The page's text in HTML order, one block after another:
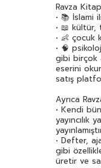
Andre
Anita
Anonim
Anton
Arthur
Asena
Asım
Ravza
• 📚 İslami
• 📖
• 👶 çocuk
• 🧠
gibi birçok
eserini
satış
Ayrıca
• Kendi
yayıncılık
• Defter,
gibi
üretir ve